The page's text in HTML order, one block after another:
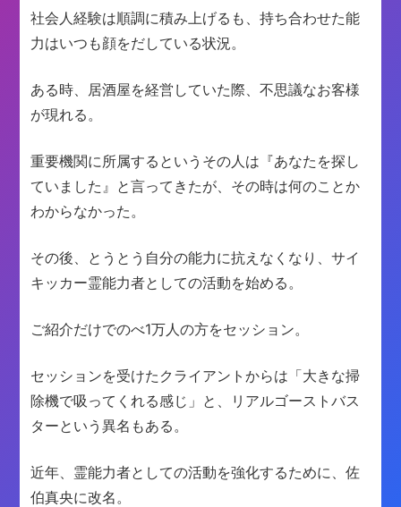
社会人経験は順調に積み上げるも、持ち合わせた能
力はいつも顔をだしている状況。
ある時、居酒屋を経営していた際、不思議なお客様
が現れる。
重要機関に所属するというその人は『あなたを探し
ていました』と言ってきたが、その時は何のことか
わからなかった。
その後、とうとう自分の能力に抗えなくなり、サイ
キッカー霊能力者としての活動を始める。
ご紹介だけでのべ1万人の方をセッション。
セッションを受けたクライアントからは「大きな掃
除機で吸ってくれる感じ」と、リアルゴーストバス
ターという異名もある。
近年、霊能力者としての活動を強化するために、佐
伯真央に改名。